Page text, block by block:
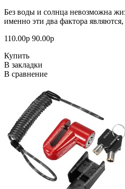
Без воды и солнца невозможна
именно эти два фактора являются,
110.00р 90.00р
Купить
В закладки
В сравнение